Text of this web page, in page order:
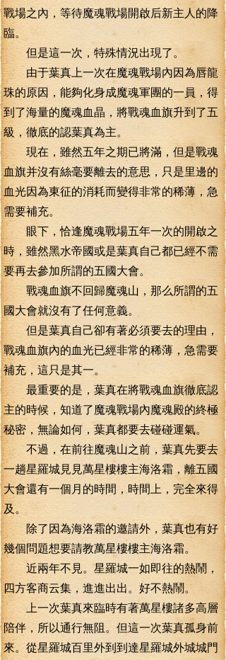
戰場之內，等待魔魂戰場開啟后新主人的降
臨。
但是這一次，特殊情況出現了。
由于葉真上一次在魔魂戰場內因為唇龍
珠的原因，能夠化身成魔魂軍團的一員，得
到了海量的魔魂血晶，將戰魂血旗升到了五
級，徹底的認葉真為主。
現在，雖然五年之期已將滿，但是戰魂
血旗并沒有絲毫要離去的意思，只是里邊的
血光因為東征的消耗而變得非常的稀薄，急
需要補充。
眼下，恰逢魔魂戰場五年一次的開啟之
時，雖然黑水帝國或是葉真自己都已經不需
要再去參加所謂的五國大會。
戰魂血旗不回歸魔魂山，那么所謂的五
國大會就沒有了任何意義。
但是葉真自己卻有著必須要去的理由，
戰魂血旗內的血光已經非常的稀薄，急需要
補充，這只是其一。
最重要的是，葉真在將戰魂血旗徹底認
主的時候，知道了魔魂戰場內魔魂殿的終極
秘密，無論如何，葉真都要去碰碰運氣。
不過，在前往魔魂山之前，葉真先要去
一趟星羅城見見萬星樓樓主海洛霜，離五國
大會還有一個月的時間，時間上，完全來得
及。
除了因為海洛霜的邀請外，葉真也有好
幾個問題想要請教萬星樓樓主海洛霜。
近兩年不見。星羅城一如即往的熱鬧，
四方客商云集，進進出出。好不熱鬧。
上一次葉真來臨時有著萬星樓諸多高層
陪伴，所以通行無阻。但這一次葉真孤身前
來。從星羅城百里外到到達星羅城外城城門